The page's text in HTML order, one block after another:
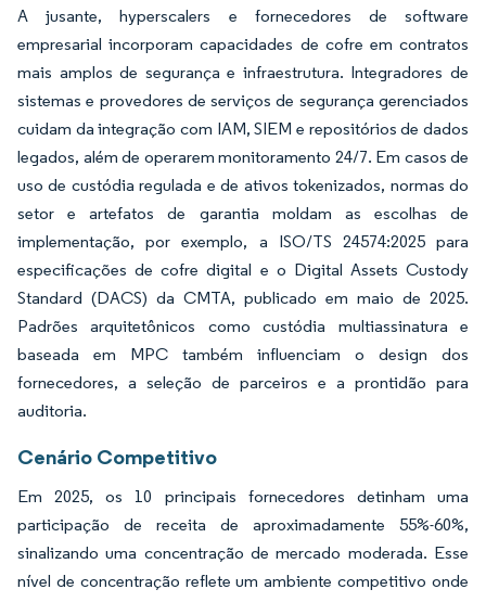
A jusante, hyperscalers e fornecedores de software
empresarial incorporam capacidades de cofre em contratos
mais amplos de segurança e infraestrutura. Integradores de
sistemas e provedores de serviços de segurança gerenciados
cuidam da integração com IAM, SIEM e repositórios de dados
legados, além de operarem monitoramento 24/7. Em casos de
uso de custódia regulada e de ativos tokenizados, normas do
setor e artefatos de garantia moldam as escolhas de
implementação, por exemplo, a ISO/TS 24574:2025 para
especificações de cofre digital e o Digital Assets Custody
Standard (DACS) da CMTA, publicado em maio de 2025.
Padrões arquitetônicos como custódia multiassinatura e
baseada em MPC também influenciam o design dos
fornecedores, a seleção de parceiros e a prontidão para
auditoria.
Cenário Competitivo
Em 2025, os 10 principais fornecedores detinham uma
participação de receita de aproximadamente 55%-60%,
sinalizando uma concentração de mercado moderada. Esse
nível de concentração reflete um ambiente competitivo onde